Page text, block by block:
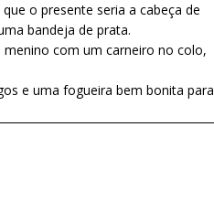
o presente seria a cabeça de
bandeja de prata.
com um carneiro no colo,
e uma fogueira bem bonita para